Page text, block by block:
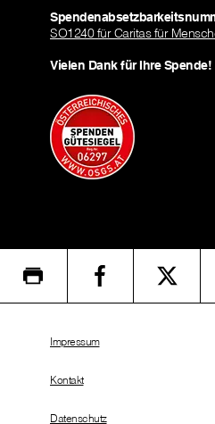
SO1240 für Caritas für
Vielen Dank für Ihre Spende!
Impressum
Kontakt
Datenschutz